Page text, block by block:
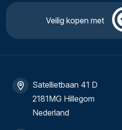
Veilig kopen met
Satellietbaan 41 D
2181MG Hillegom
Nederland